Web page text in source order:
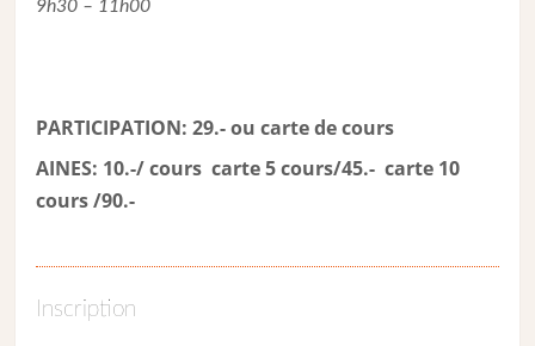
9h30 – 11h00
PARTICIPATION: 29.- ou carte de cours
AINES: 10.-/ cours carte 5 cours/45.- carte 10
cours /90.-
Inscription